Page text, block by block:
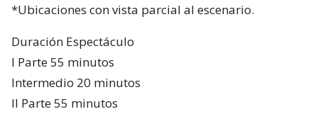
*Ubicaciones con vista parcial al escenario.
Duración Espectáculo
I Parte 55 minutos
Intermedio 20 minutos
II Parte 55 minutos